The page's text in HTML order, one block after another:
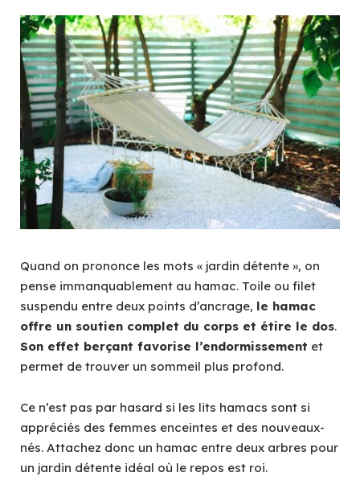
Quand on prononce les mots « jardin détente », on
pense immanquablement au hamac. Toile ou filet
suspendu entre deux points d’ancrage, le hamac
offre un soutien complet du corps et étire le dos.
Son effet berçant favorise l’endormissement et
permet de trouver un sommeil plus profond.
Ce n’est pas par hasard si les lits hamacs sont si
appréciés des femmes enceintes et des nouveaux-
nés. Attachez donc un hamac entre deux arbres pour
un jardin détente idéal où le repos est roi.